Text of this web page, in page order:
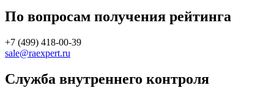
По вопросам получения рейтинга
+7 (499) 418-00-39
sale@raexpert.ru
Служба внутреннего контроля